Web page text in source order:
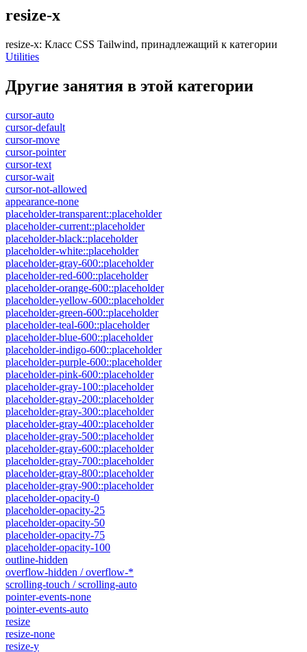
resize-x
resize-x: Класс CSS Tailwind, принадлежащий к категории
Utilities
Другие занятия в этой категории
cursor-auto
cursor-default
cursor-move
cursor-pointer
cursor-text
cursor-wait
cursor-not-allowed
appearance-none
placeholder-transparent::placeholder
placeholder-current::placeholder
placeholder-black::placeholder
placeholder-white::placeholder
placeholder-gray-600::placeholder
placeholder-red-600::placeholder
placeholder-orange-600::placeholder
placeholder-yellow-600::placeholder
placeholder-green-600::placeholder
placeholder-teal-600::placeholder
placeholder-blue-600::placeholder
placeholder-indigo-600::placeholder
placeholder-purple-600::placeholder
placeholder-pink-600::placeholder
placeholder-gray-100::placeholder
placeholder-gray-200::placeholder
placeholder-gray-300::placeholder
placeholder-gray-400::placeholder
placeholder-gray-500::placeholder
placeholder-gray-600::placeholder
placeholder-gray-700::placeholder
placeholder-gray-800::placeholder
placeholder-gray-900::placeholder
placeholder-opacity-0
placeholder-opacity-25
placeholder-opacity-50
placeholder-opacity-75
placeholder-opacity-100
outline-hidden
overflow-hidden / overflow-*
scrolling-touch / scrolling-auto
pointer-events-none
pointer-events-auto
resize
resize-none
resize-y